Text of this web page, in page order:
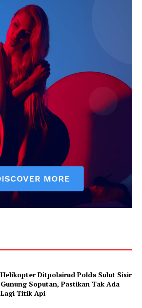
Helikopter Ditpolairud Polda Sulut Sisir
Gunung Soputan, Pastikan Tak Ada
Lagi Titik Api